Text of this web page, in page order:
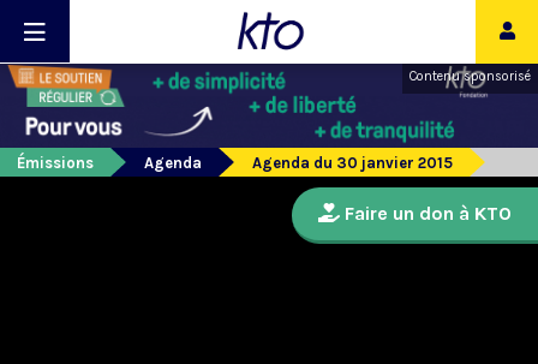
Contenu sponsorisé
Émissions Agenda Agenda du 30 janvier 2015
Faire un don à KTO